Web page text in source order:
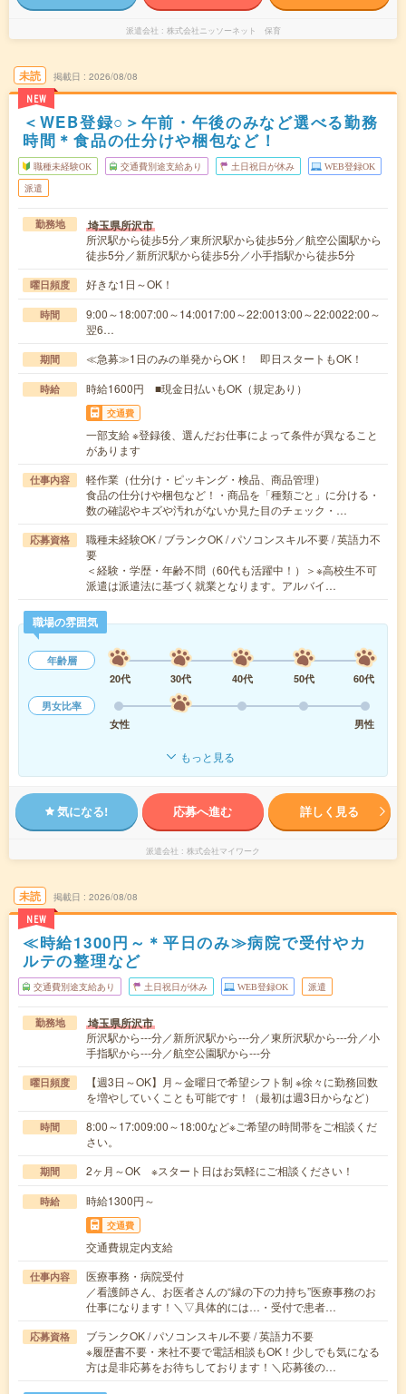
派遣会社 株式会社ニッソーネット 保育
未読
NEW
掲載日 2026/08/08
＜WEB登録○＞午前・午後のみなど選べる勤務
時間＊食品の仕分けや梱包など！
職種未経験OK 交通費別途支給あり 土日祝日が休み WEB登録OK
派遣
勤務地 埼玉県所沢市
所沢駅から徒歩5分／東所沢駅から徒歩5分／航空公園駅から
徒歩5分／新所沢駅から徒歩5分／小手指駅から徒歩5分
曜日頻度 好きな1日～OK！
時間
9:00～18:007:00～14:0017:00～22:0013:00～22:0022:00～
翌6…
期間 ≪急募≫1日のみの単発からOK！ 即日スタートもOK！
時給 時給1600円 ■現金日払いもOK（規定あり）
交通費
一部支給 ※登録後、選んだお仕事によって条件が異なること
があります
仕事内容
軽作業（仕分け・ピッキング・検品、商品管理）
食品の仕分けや梱包など！・商品を「種類ごと」に分ける・
数の確認やキズや汚れがないか見た目のチェック・…
応募資格
職種未経験OK / ブランクOK / パソコンスキル不要 / 英語力不
要
＜経験・学歴・年齢不問（60代も活躍中！）＞※高校生不可
派遣は派遣法に基づく就業となります。アルバイ…
職場の雰囲気
年齢層
20代
30代 40代 50代
60代
男女比率
女性
男性
もっと見る
気になる! 応募へ進む 詳しく見る
派遣会社 株式会社マイワーク
未読
NEW
掲載日 2026/08/08
≪時給1300円～＊平日のみ≫病院で受付やカ
ルテの整理など
交通費別途支給あり 土日祝日が休み WEB登録OK 派遣
勤務地 埼玉県所沢市
所沢駅から---分／新所沢駅から---分／東所沢駅から---分／小
手指駅から---分／航空公園駅から---分
曜日頻度
【週3日～OK】月～金曜日で希望シフト制 ※徐々に勤務回数
を増やしていくことも可能です！（最初は週3日からなど）
時間
8:00～17:009:00～18:00など※ご希望の時間帯をご相談くだ
さい。
期間 2ヶ月～OK ※スタート日はお気軽にご相談ください！
時給 時給1300円～
交通費
交通費規定内支給
仕事内容
医療事務・病院受付
／看護師さん、お医者さんの“縁の下の力持ち”医療事務のお
仕事になります！＼▽具体的には…・受付で患者…
応募資格
ブランクOK / パソコンスキル不要 / 英語力不要
※履歴書不要・来社不要で電話相談もOK！少しでも気になる
方は是非応募をお待ちしております！＼応募後の…